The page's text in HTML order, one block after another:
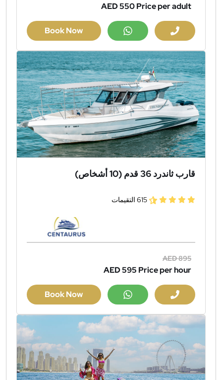
AED 550Price per adult
Book Now
قارب ثاندرد 36 قدم (10 أشخاص)
615 التقيمات
AED 895
AED 595 Price per hour
Book Now